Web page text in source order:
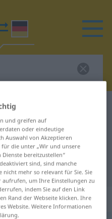
für
Übersetzung
und greifen auf
oder eindeutige
Auswahl von Akzeptieren
die unter „Wir und unsere
bereitzustellen“
sind, sind manche
mehr so relevant für Sie. Sie
aufrufen, um Ihre Einstellungen zu
indem Sie auf den Link
Rand der Webseite klicken. Ihre
Website. Weitere Informationen